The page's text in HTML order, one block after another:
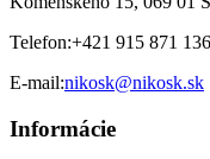
Telefon:+421 915 871 136
E-mail:nikosk@nikosk.sk
Informácie